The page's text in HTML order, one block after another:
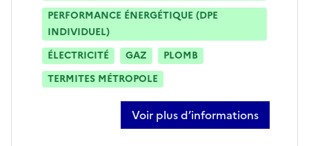
PERFORMANCE ÉNERGÉTIQUE (DPE
INDIVIDUEL)
ÉLECTRICITÉ
GAZ
PLOMB
TERMITES MÉTROPOLE
Voir plus d’informations
sur patrick bain